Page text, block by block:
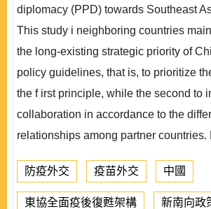
diplomacy (PPD) towards Southeast
This study i neighboring countries
the long-existing strategic priority of
policy guidelines, that is, to prioritize
the f irst principle, while the second to
collaboration in accordance to the
relationships among partner countries.
防疫外交 疫苗外交 中國
東協全面疫後復甦架構 新南向政